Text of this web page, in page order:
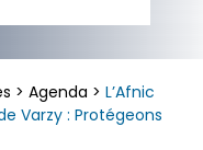
> Agenda > L’Afnic
Varzy : Protégeons